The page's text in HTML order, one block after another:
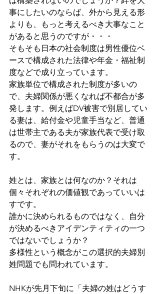
事にしたいのならば、外から見える形
よりも、もっと考えるべき大事なこと
があると思うのですが・・・
そもそも日本の社会制度は男性優位ベ
ースで構成された法律や年金・福祉制
度などで成り立っています。
家族単位で構成された制度が多いの
で、夫婦関係が悪くなれば不都合が多
発します。例えばDV被害で別居してい
る妻は、給付金や児童手当など、普通
は世帯主である夫が家族代表で受け取
るので、妻がそれをもらうのは大変で
す。
姓とは、家族とは何なのか？それは
個々それぞれの価値観であっていいは
すです。
誰かに決められるものではなく、自分
が決めるべきアイデンティティの一つ
ではないでしょうか？
多様性という概念がこの選択的夫婦別
姓問題でも問われています。
NHKが先月下旬に「夫婦の姓はどうす